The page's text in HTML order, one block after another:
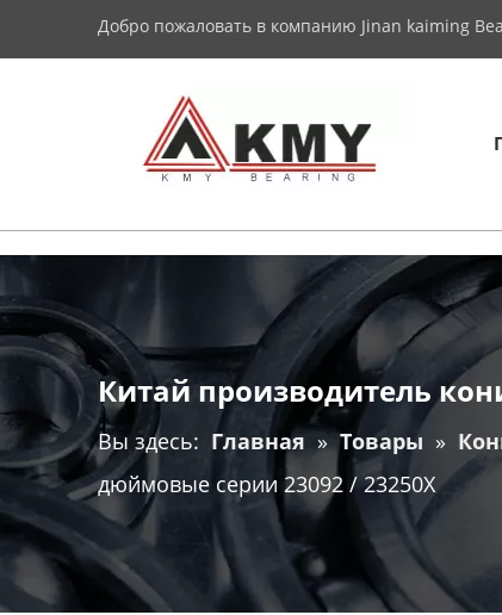
Добро пожаловать в компанию Jinan kaiming
Китай производитель
Вы здесь: Главная » Товары »
дюймовые серии 23092 / 23250X